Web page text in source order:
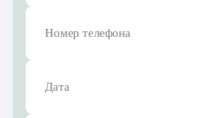
Нажимая "Отправить", вы